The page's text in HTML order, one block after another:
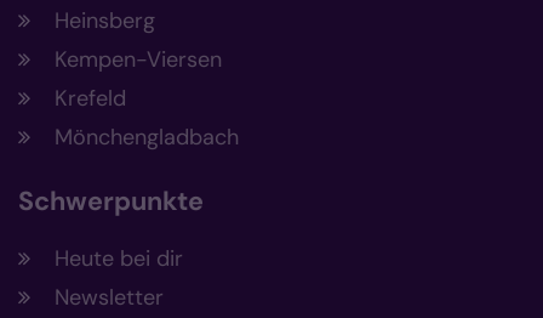
Heinsberg
Kempen-Viersen
Krefeld
Mönchengladbach
Schwerpunkte
Heute bei dir
Newsletter